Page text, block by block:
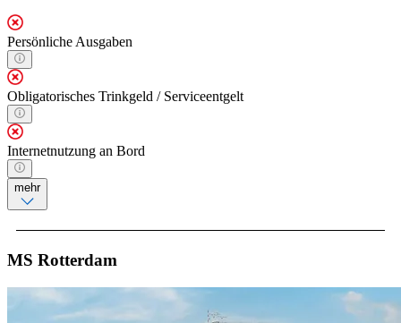
Persönliche Ausgaben
Obligatorisches Trinkgeld / Serviceentgelt
Internetnutzung an Bord
mehr
MS Rotterdam